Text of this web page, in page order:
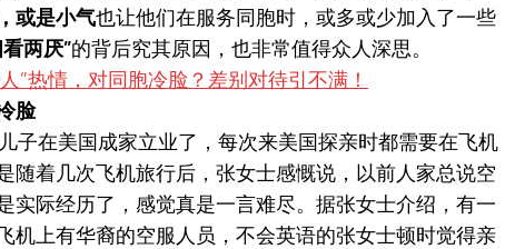
或是小气也让他们在服务同胞时，或多或少加入了一些
看两厌”的背后究其原因，也非常值得众人深思。
脸
子在美国成家立业了，每次来美国探亲时都需要在飞机
随着几次飞机旅行后，张女士感慨说，以前人家总说空
实际经历了，感觉真是一言难尽。据张女士介绍，有一
机上有华裔的空服人员，不会英语的张女士顿时觉得亲